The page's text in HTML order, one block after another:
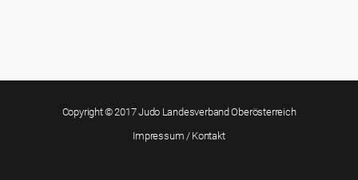
Copyright © 2017 Judo Landesverband Oberösterreich
Impressum / Kontakt